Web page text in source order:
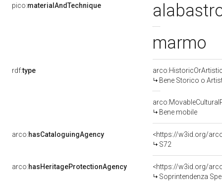
pico:materialAndTechnique
marmo
rdf:type
Bene Storico o
Bene mobile
arco:hasCataloguingAgency
<https://w3id.org/
S72
arco:hasHeritageProtectionAgency
<https://w3id.org/
Soprintendenza Speciale per